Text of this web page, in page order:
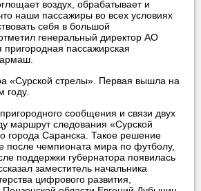
воздух, обрабатывает и
наши пассажиры во всех условиях
себя в большой
генеральный директор АО
пригородная пассажирская
«Сурской стрелы». Первая вышла на
году.
сообщения и связи двух
маршрут следования «Сурской
города Саранска. Такое решение
после чемпионата мира по футболу,
поддержки губернатора появилась
заместитель начальника
цифрового развития,